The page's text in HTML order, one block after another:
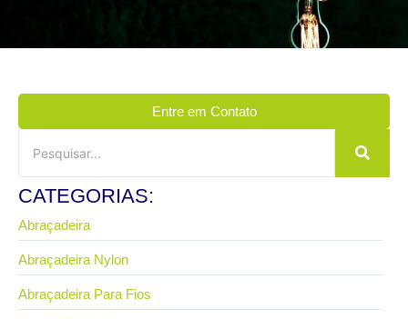
Entre em Contato
CATEGORIAS:
Abraçadeira
Abraçadeira Nylon
Abraçadeira Para Fios